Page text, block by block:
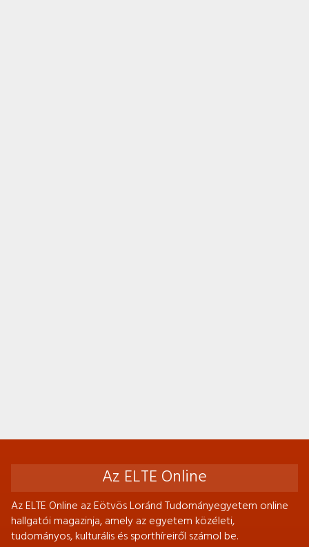
Az ELTE Online
Az ELTE Online az Eötvös Loránd Tudományegyetem online
hallgatói magazinja, amely az egyetem közéleti,
tudományos, kulturális és sporthíreiről számol be.